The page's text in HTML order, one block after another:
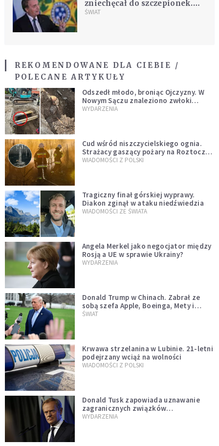
zniechęcał do szczepionek.
Stanie przed sądem
ŚWIAT
REKOMENDOWANE DLA CIEBIE /
POLECANE ARTYKUŁY
Odszedł młodo, broniąc Ojczyzny. W
Nowym Sączu znaleziono zwłoki
mężczyzny z czasów potopu
WYDARZENIA
Cud wśród niszczycielskiego ognia.
Strażacy gaszący pożary na Roztoczu
opublikowali niezwykłe zdjęcie
WIADOMOŚCI Z POLSKI
Tragiczny finał górskiej wyprawy.
Diakon zginął w ataku niedźwiedzia
WIADOMOŚCI ZE ŚWIATA
Angela Merkel jako negocjator między
Rosją a UE w sprawie Ukrainy?
WYDARZENIA
Donald Trump w Chinach. Zabrał ze
sobą szefa Apple, Boeinga, Mety i
Muska
ŚWIAT
Krwawa strzelanina w Lubinie. 21-letni
podejrzany wciąż na wolności
WIADOMOŚCI Z POLSKI
Donald Tusk zapowiada uznawanie
zagranicznych związków
jednopłciowych. "Państwo oblało ten
WYDARZENIA